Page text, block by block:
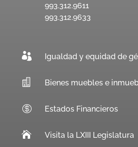
993.312.9611
993.312.9633
 Igualdad y equidad de
 Bienes muebles e
 Estados Financieros
 Visita la LXIII Legislatura